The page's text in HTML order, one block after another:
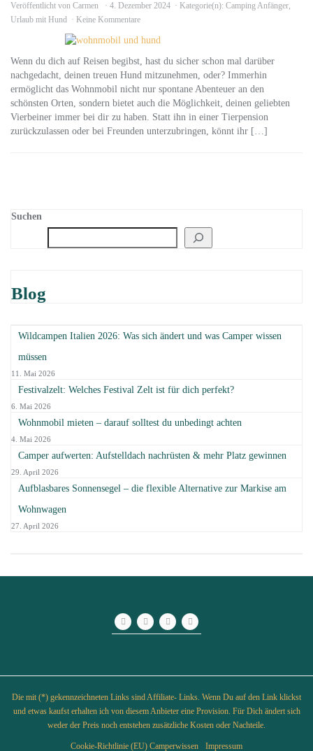
Veröffentlicht von Carmen 4. Dezember 2024 Kategorie(n): Camping Anfänger,
Urlaub mit Hund
Keine Kommentare
Wenn du dich auf Reisen begibst, hast du sicher schon mal darüber
nachgedacht, deinen treuen Hund mitzunehmen, oder? Immerhin
ermöglicht das Wohnmobil nicht nur spontane Abenteuer an den
schönsten Orten, sondern bietet auch die Möglichkeit, deinen geliebten
Vierbeiner immer bei dir zu haben. Statt ihn in einer Tierpension
zurückzulassen oder bei Freunden unterzubringen, könnt ihr […]
Suchen
Blog
Wildcampen Italien 2026: Was sich ändert und was Camper wissen
müssen
11. Mai 2026
Festivalzelt: Welches Festival Zelt ist für dich perfekt?
6. Mai 2026
Wohnmobil mieten – darauf solltest du unbedingt achten
4. Mai 2026
Camper aufwerten: Aufstelldach nachrüsten & mehr Platz gewinnen
29. April 2026
Aufblasbares Sonnensegel – die flexible Alternative zur Markise am
Wohnwagen
27. April 2026
Die mit (*) gekennzeichneten Links sind Affiliate- Links. Wenn Du auf den Link klickst
und etwas kaufst erhalten ich von diesem Anbieter eine Provision. Für Dich ändert sich
weder der Preis noch entstehen zusätzliche Kosten oder Nachteile.
Cookie-Richtlinie (EU) Camperwissen Impressum